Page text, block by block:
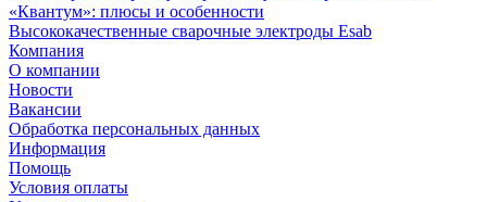
«Квантум»: плюсы и особенности
Высококачественные сварочные электроды Esab
Компания
О компании
Новости
Вакансии
Обработка персональных данных
Информация
Помощь
Условия оплаты